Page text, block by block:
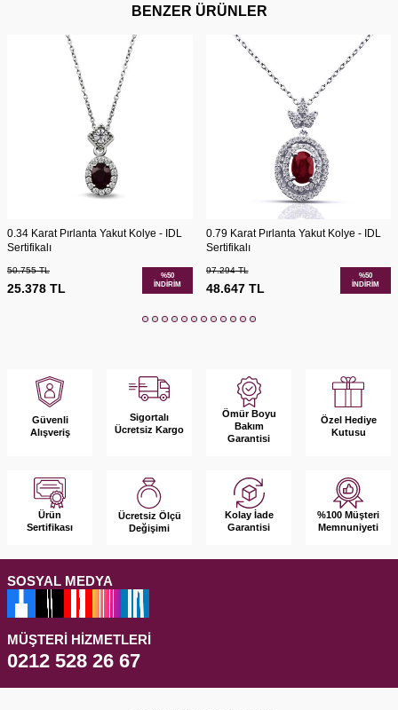
BENZER ÜRÜNLER
0.34 Karat Pırlanta Yakut Kolye - IDL
Sertifikalı
50.755TL
25.378 TL
%50
İNDIRIM
0.79 Karat Pırlanta Yakut Kolye - IDL
Sertifikalı
97.294TL
48.647TL
%50
İNDIRIM
Güvenli
Alışveriş
Sigortalı
Ücretsiz Kargo
Ömür Boyu
Bakım
Garantisi
Özel Hediye
Kutusu
Ürün
Sertifikası
Ücretsiz Ölçü
Değişimi
Kolay İade
Garantisi
%100 Müşteri
Memnuniyeti
SOSYAL MEDYA
MÜŞTERI HIZMETLERI
0212 528 26 67